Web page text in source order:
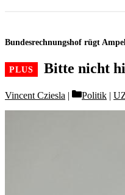
Bundesrechnungshof rügt
Bitte nicht
Vincent Cziesla Categories
Politik |